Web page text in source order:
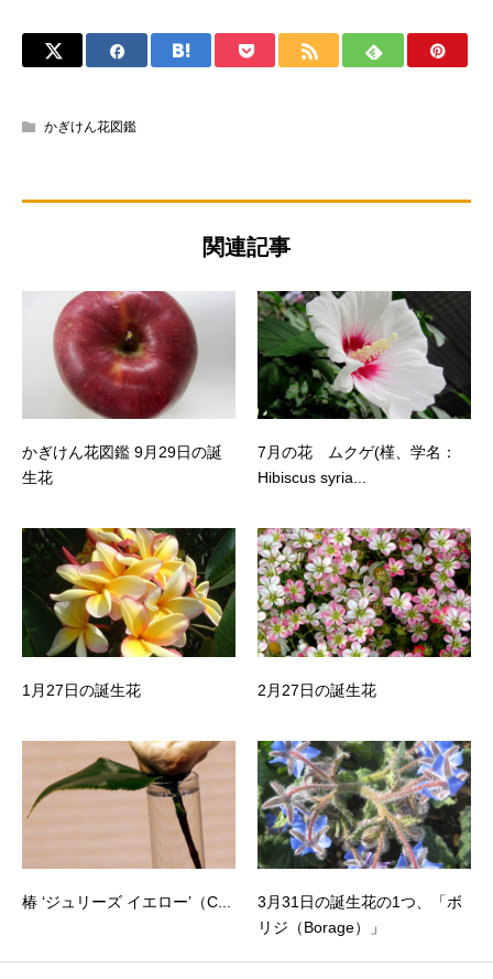
かぎけん花図鑑
関連記事
かぎけん花図鑑 9月29日の誕
生花
7月の花 ムクゲ(槿、学名：
Hibiscus syria...
1月27日の誕生花 2月27日の誕生花
椿 ‘ジュリーズ イエロー’（C...
3月31日の誕生花の1つ、「ボ
リジ（Borage）」